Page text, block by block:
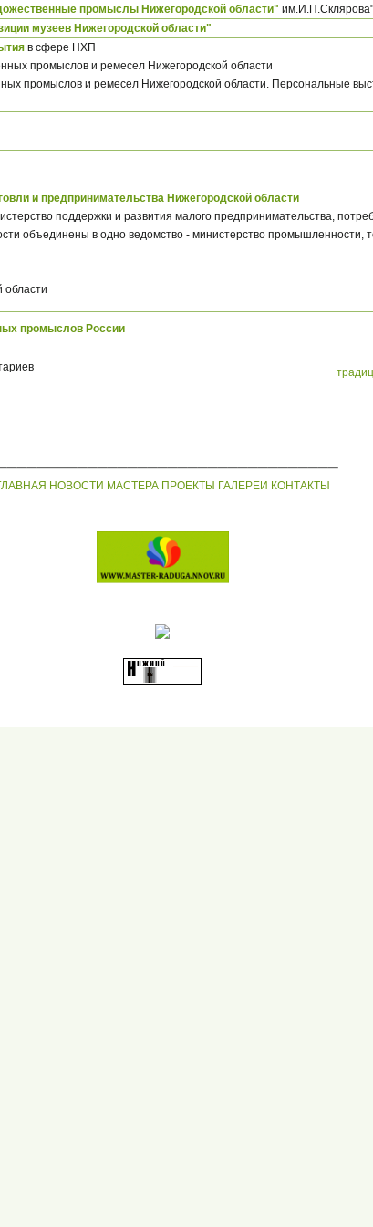
промыслы Нижегородской области" им.И.П.Склярова"
музеев Нижегородской области"
в сфере НХП
промыслов и ремесел Нижегородской области
промыслов и ремесел Нижегородской области. Персональные
и предпринимательства Нижегородской области
поддержки и развития малого предпринимательства,
объединены в одно ведомство - министерство промышленности,
области
промыслов России
НОВОСТИ МАСТЕРА ПРОЕКТЫ ГАЛЕРЕИ КОНТАКТЫ